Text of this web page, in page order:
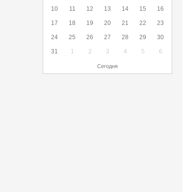
10 11 12 13 14 15 16
17 18 19 20 21 22 23
24 25 26 27 28 29 30
31 1 2 3 4 5 6
Сегодня